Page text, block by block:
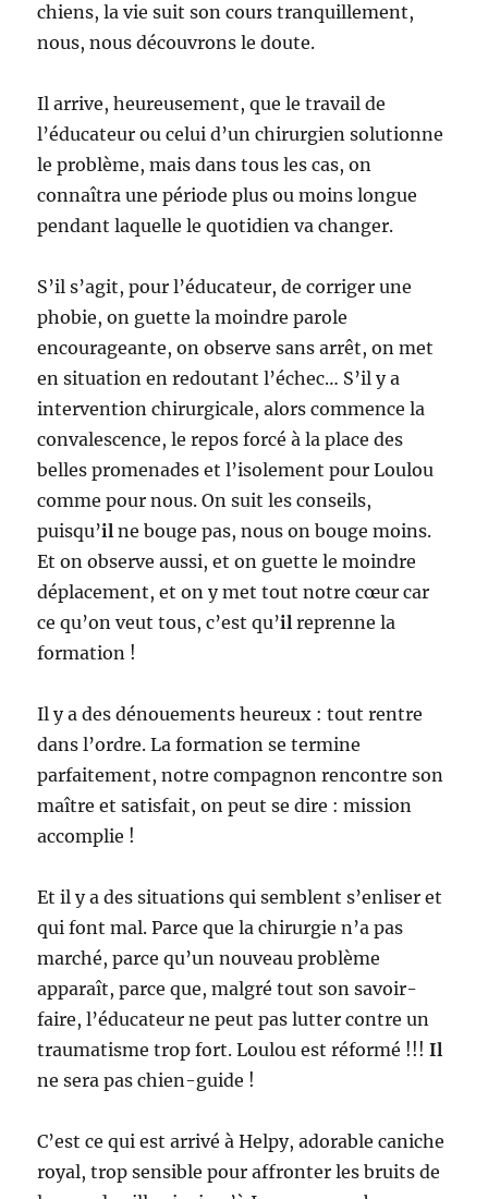
chiens, la vie suit son cours tranquillement,
nous, nous découvrons le doute.
Il arrive, heureusement, que le travail de
l’éducateur ou celui d’un chirurgien solutionne
le problème, mais dans tous les cas, on
connaîtra une période plus ou moins longue
pendant laquelle le quotidien va changer.
S’il s’agit, pour l’éducateur, de corriger une
phobie, on guette la moindre parole
encourageante, on observe sans arrêt, on met
en situation en redoutant l’échec… S’il y a
intervention chirurgicale, alors commence la
convalescence, le repos forcé à la place des
belles promenades et l’isolement pour Loulou
comme pour nous. On suit les conseils,
puisqu’il ne bouge pas, nous on bouge moins.
Et on observe aussi, et on guette le moindre
déplacement, et on y met tout notre cœur car
ce qu’on veut tous, c’est qu’il reprenne la
formation !
Il y a des dénouements heureux : tout rentre
dans l’ordre. La formation se termine
parfaitement, notre compagnon rencontre son
maître et satisfait, on peut se dire : mission
accomplie !
Et il y a des situations qui semblent s’enliser et
qui font mal. Parce que la chirurgie n’a pas
marché, parce qu’un nouveau problème
apparaît, parce que, malgré tout son savoir-
faire, l’éducateur ne peut pas lutter contre un
traumatisme trop fort. Loulou est réformé !!!Il
ne sera pas chien-guide !
C’est ce qui est arrivé à Helpy, adorable caniche
royal, trop sensible pour affronter les bruits de